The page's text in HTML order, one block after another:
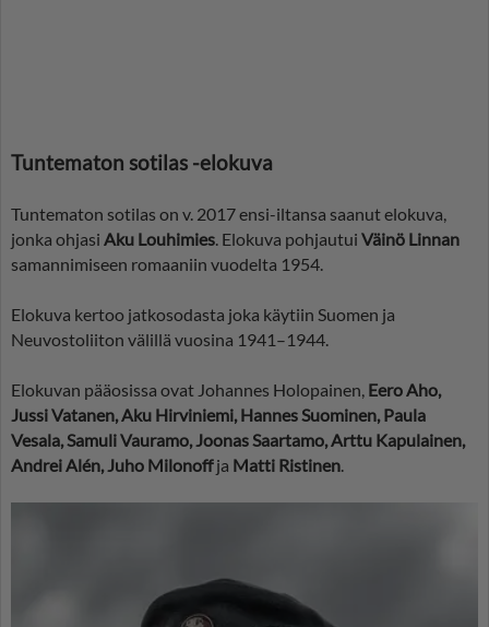
Tuntematon sotilas -elokuva
Tuntematon sotilas on v. 2017 ensi-iltansa saanut elokuva,
jonka ohjasi Aku Louhimies . Elokuva pohjautui Väinö Linnan
samannimiseen romaaniin vuodelta 1954.
Elokuva kertoo jatkosodasta joka käytiin Suomen ja
Neuvostoliiton välillä vuosina 1941–1944.
Elokuvan pääosissa ovat Johannes Holopainen, Eero Aho,
Jussi Vatanen, Aku Hirviniemi, Hannes Suominen, Paula
Vesala, Samuli Vauramo, Joonas Saartamo, Arttu Kapulainen,
Andrei Alén, Juho Milonoffja Matti Ristinen